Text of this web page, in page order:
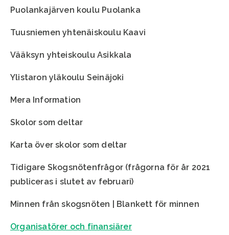
Puolankajärven koulu Puolanka
Tuusniemen yhtenäiskoulu Kaavi
Vääksyn yhteiskoulu Asikkala
Ylistaron yläkoulu Seinäjoki
Mera Information
Skolor som deltar
Karta över skolor som deltar
Tidigare Skogsnötenfrågor (frågorna för år 2021
publiceras i slutet av februari)
Minnen från skogsnöten | Blankett för minnen
Organisatörer och finansiärer